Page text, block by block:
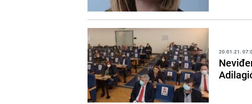
20.01.21.